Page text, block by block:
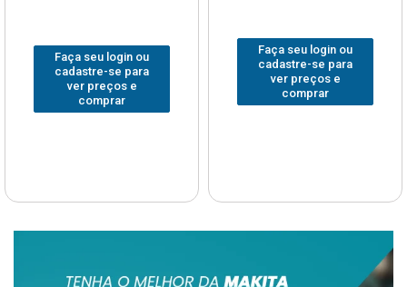
Faça seu login ou
cadastre-se para
ver preços e
comprar
Faça seu login ou
cadastre-se para
ver preços e
comprar